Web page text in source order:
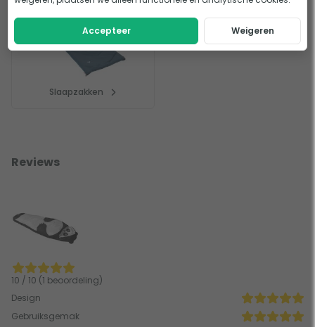
Slaapzakken
Reviews
10 / 10 (1 beoordeling)
Design
Gebruiksgemak
Accepteer Weigeren